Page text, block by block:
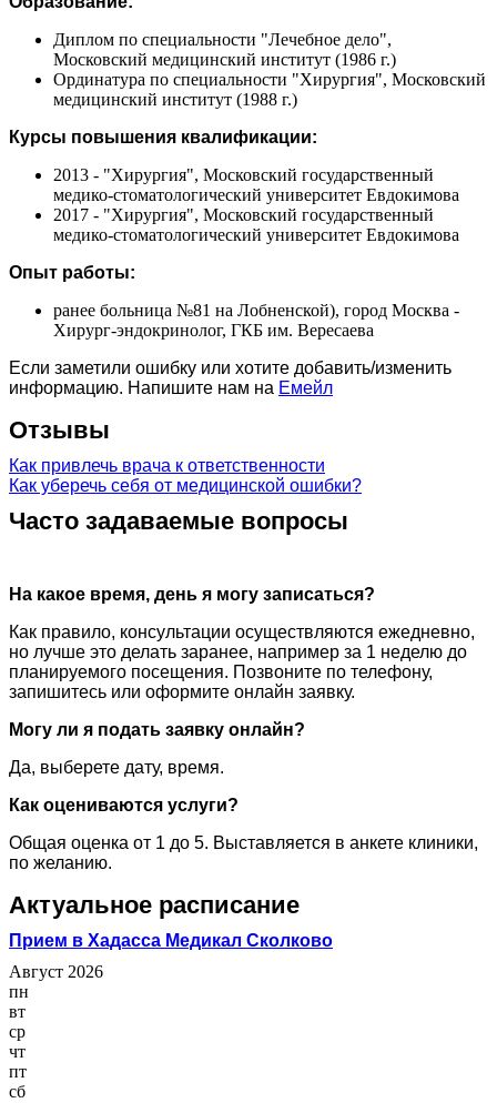
Диплом по специальности "Лечебное дело",
Московский медицинский институт (1986 г.)
Ординатура по специальности "Хирургия", Московский
медицинский институт (1988 г.)
Курсы повышения квалификации:
2013 - "Хирургия", Московский государственный
медико-стоматологический университет Евдокимова
2017 - "Хирургия", Московский государственный
медико-стоматологический университет Евдокимова
Опыт работы:
ранее больница №81 на Лобненской), город Москва -
Хирург-эндокринолог, ГКБ им. Вересаева
Если заметили ошибку или хотите добавить/изменить
информацию. Напишите нам на Емейл
Отзывы
Как привлечь врача к ответственности
Как уберечь себя от медицинской ошибки?
Часто задаваемые вопросы
На какое время, день я могу записаться?
Как правило, консультации осуществляются ежедневно,
но лучше это делать заранее, например за 1 неделю до
планируемого посещения. Позвоните по телефону,
запишитесь или оформите онлайн заявку.
Могу ли я подать заявку онлайн?
Да, выберете дату, время.
Как оцениваются услуги?
Общая оценка от 1 до 5. Выставляется в анкете клиники,
по желанию.
Актуальное расписание
Прием в Хадасса Медикал Сколково
Август 2026
пн
вт
ср
чт
пт
сб